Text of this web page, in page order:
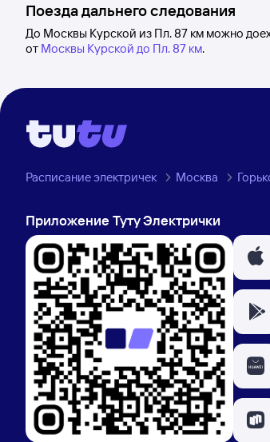
Поезда дальнего следования
До Москвы Курской из Пл. 87 км можно
от Москвы Курской до Пл. 87 км.
Расписание электричек Москва
Приложение Туту Электрички